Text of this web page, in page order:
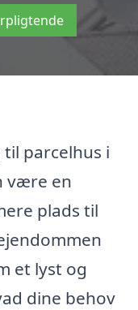
parcelhus i
være en
plads til
et lyst og
dine behov